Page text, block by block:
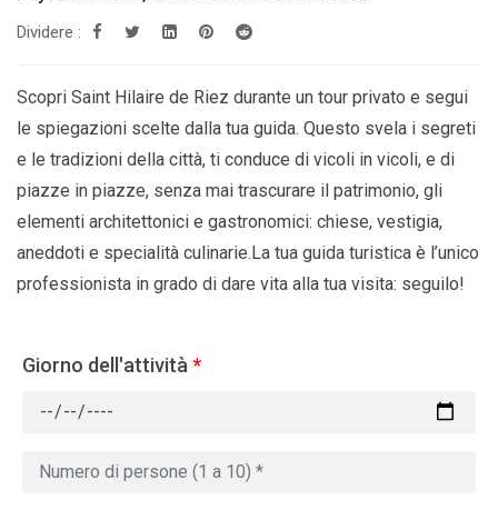
Dividere :
Scopri Saint Hilaire de Riez durante un tour privato e segui
le spiegazioni scelte dalla tua guida. Questo svela i segreti
e le tradizioni della città, ti conduce di vicoli in vicoli, e di
piazze in piazze, senza mai trascurare il patrimonio, gli
elementi architettonici e gastronomici: chiese, vestigia,
aneddoti e specialità culinarie.La tua guida turistica è l’unico
professionista in grado di dare vita alla tua visita: seguilo!
Giorno dell'attività *